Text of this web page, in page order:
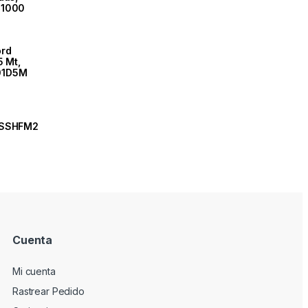
Mt,
Cuenta
Mi cuenta
Rastrear Pedido